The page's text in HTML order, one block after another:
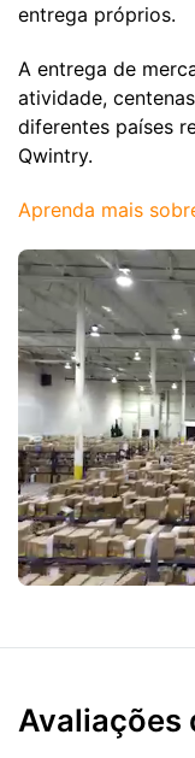
entrega próprios.
A entrega de
atividade,
diferentes países
Qwintry.
Aprenda mais
Avaliações